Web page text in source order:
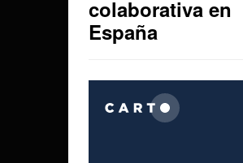
colaborativa en
España